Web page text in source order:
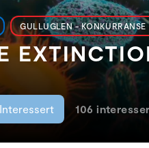
GULLUGLEN - KONKURRANSE
Interessert 106